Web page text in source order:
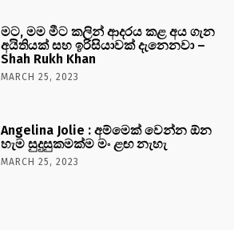
මට, මම මීට කලින් ආදරය කළ අය ගැන
අයිතියක් සහ ඉරිසියාවක් දැනෙනවා –
Shah Rukh Khan
MARCH 25, 2023
Angelina Jolie : අම්මෙක් වෙන්න ඕන
හැම සුදුසුකමක්ම මං ළඟ නැහැ
MARCH 25, 2023